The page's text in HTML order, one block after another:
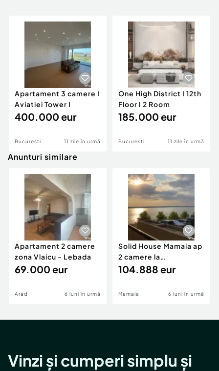
Apartament 3 camere I
Aviatiei Tower I
400.000 eur
Bucuresti 11 zile în urmă
One High District I 12th
Floor I 2 Room
185.000 eur
Bucuresti 11 zile în urmă
Anunturi similare
Apartament 2 camere
zona Vlaicu - Lebada
69.000 eur
Arad 6 luni în urmă
Solid House Mamaia ap
2 camere la
cheie,langa Mega
104.888 eur
Mamaia 6 luni în urmă
Vinzi și cumperi simplu și